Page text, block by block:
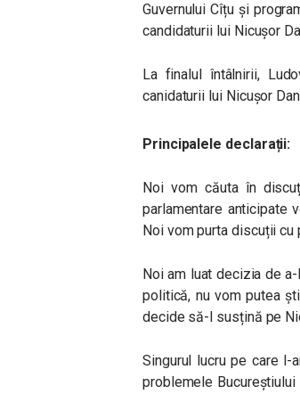
Guvernului Cîțu și
candidaturii lui Nicușor
La finalul întâlnirii,
canidaturii lui Nicușor
Principalele declarații:
Noi vom căuta în
parlamentare anticipate
Noi vom purta discuții
Noi am luat decizia de
politică, nu vom putea
decide să-l susțină pe
Singurul lucru pe care
problemele